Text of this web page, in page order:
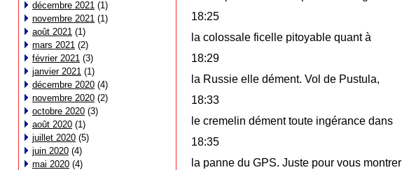
décembre 2021 (1)
novembre 2021 (1)
août 2021 (1)
mars 2021 (2)
février 2021 (3)
janvier 2021 (1)
décembre 2020 (4)
novembre 2020 (2)
octobre 2020 (3)
août 2020 (1)
juillet 2020 (5)
juin 2020 (4)
mai 2020 (4)
18:25
la colossale ficelle pitoyable quant à
18:29
la Russie elle dément. Vol de Pustula,
18:33
le cremelin dément toute ingérance dans
18:35
la panne du GPS. Juste pour vous montrer